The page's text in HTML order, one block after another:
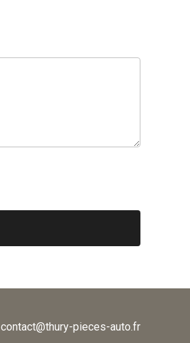
contact@thury-pieces-auto.fr